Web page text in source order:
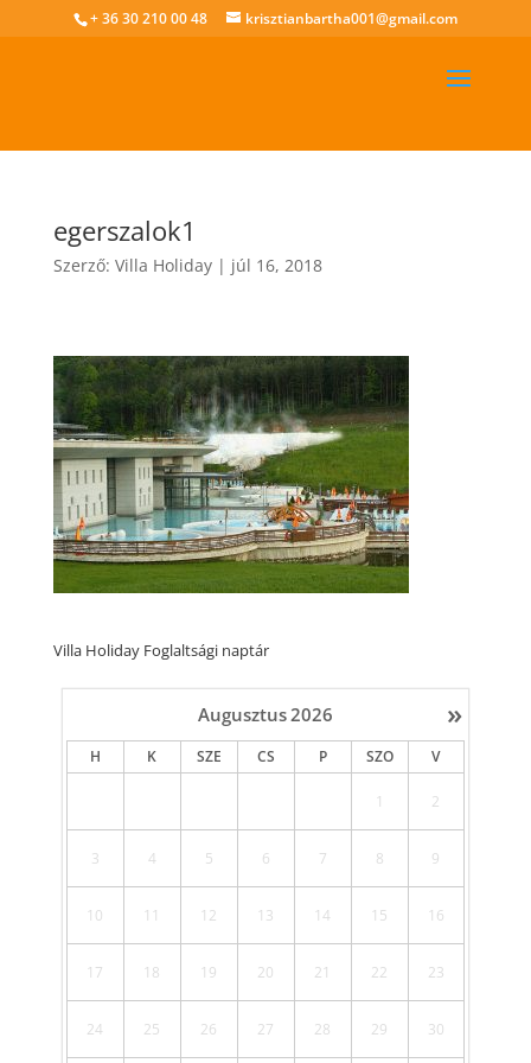
+ 36 30 210 00 48 krisztianbartha001@gmail.com
egerszalok1
Szerző: Villa Holiday| júl 16, 2018
Villa Holiday Foglaltsági naptár
»
Augusztus2026
H K SZE CS P SZO V
1 2
3 4 5 6 7 8 9
10 11 12 13 14 15 16
17 18 19 20 21 22 23
24 25 26 27 28 29 30